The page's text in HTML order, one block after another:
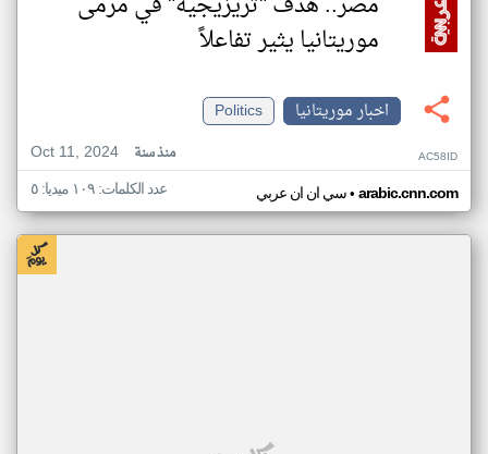
موريتانيا يثير تفاعلاً
اخبار موريتانيا
Politics
Oct 11, 2024
منذ سنة AC58ID
سي ان ان عربي• arabic.cnn.com عدد الكلمات: ١٠٩ ميديا: ٥